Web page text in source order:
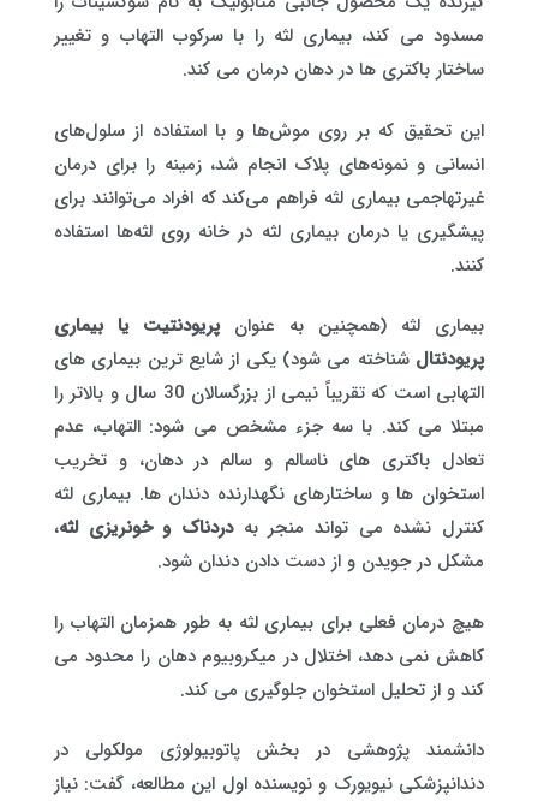
مسدود می کند، بیماری لثه را با سرکوب التهاب و تغییر
ساختار باکتری ها در دهان درمان می کند.
این تحقیق که بر روی موش‌ها و با استفاده از سلول‌های
انسانی و نمونه‌های پلاک انجام شد، زمینه را برای درمان
غیرتهاجمی بیماری لثه فراهم می‌کند که افراد می‌توانند برای
پیشگیری یا درمان بیماری لثه در خانه روی لثه‌ها استفاده
کنند.
بیماری لثه (همچنین به عنوانپریودنتیت یا بیماری
پریودنتال شناخته می شود) یکی از شایع ترین بیماری های
التهابی است که تقریباً نیمی از بزرگسالان 30 سال و بالاتر را
مبتلا می کند. با سه جزء مشخص می شود: التهاب، عدم
تعادل باکتری های ناسالم و سالم در دهان، و تخریب
استخوان ها و ساختارهای نگهدارنده دندان ها. بیماری لثه
کنترل نشده می تواند منجر به دردناک و خونریزی لثه،
مشکل در جویدن و از دست دادن دندان شود.
هیچ درمان فعلی برای بیماری لثه به طور همزمان التهاب را
کاهش نمی دهد، اختلال در میکروبیوم دهان را محدود می
کند و از تحلیل استخوان جلوگیری می کند.
دانشمند پژوهشی در بخش پاتوبیولوژی مولکولی در
دندانپزشکی نیویورک و نویسنده اول این مطالعه، گفت: نیاز